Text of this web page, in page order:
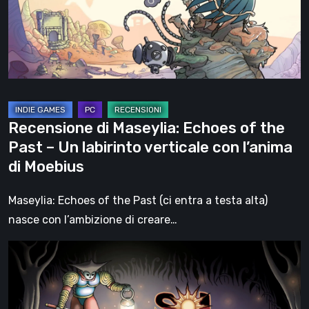
the
Past
–
Un
verticale
con
l’anima
di
Recensione di Maseylia: Echoes of the
Past – Un labirinto verticale con l’anima
di Moebius
Maseylia: Echoes of the Past (ci entra a testa alta)
nasce con l’ambizione di creare…
Cesto